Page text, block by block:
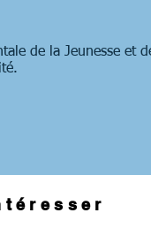
de la Jeunesse et